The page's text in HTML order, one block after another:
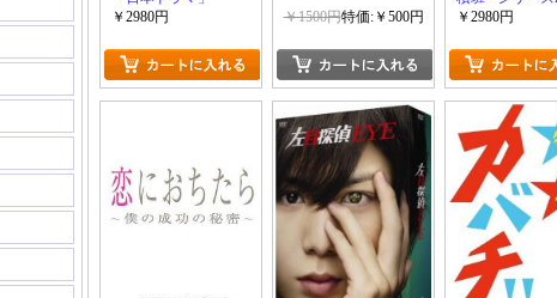
￥2980円
￥1500円特価:￥500円
￥2980円